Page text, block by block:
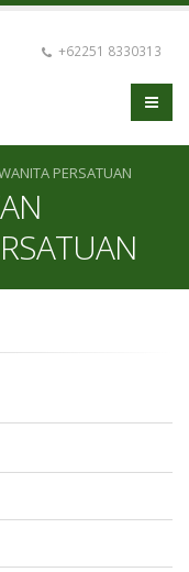
+62251 8330313
PERSATUAN